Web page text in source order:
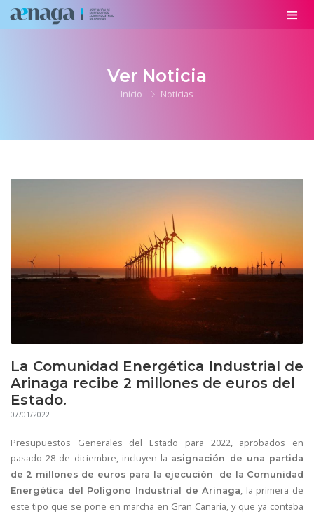
Ver Noticia
Inicio Noticias
La Comunidad Energética Industrial de
Arinaga recibe 2 millones de euros del
Estado.
07/01/2022
Presupuestos Generales del Estado para 2022, aprobados en
pasado 28 de diciembre, incluyen la asignación de una partida
de 2 millones de euros para la ejecución de la Comunidad
Energética del Polígono Industrial de Arinaga
, la primera de
este tipo que se pone en marcha en Gran Canaria, y que ya contaba